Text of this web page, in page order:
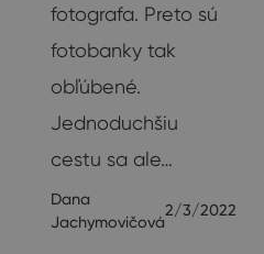
fotografa. Preto sú
fotobanky tak
obľúbené.
Jednoduchšiu
cestu sa ale…
Dana
Jachymovičová
2/3/2022